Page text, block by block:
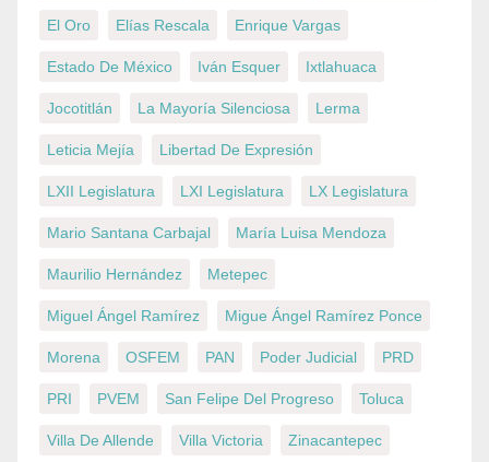
El Oro Elías Rescala Enrique Vargas
Estado De México Iván Esquer Ixtlahuaca
Jocotitlán La Mayoría Silenciosa Lerma
Leticia Mejía Libertad De Expresión
LXII Legislatura LXI Legislatura LX Legislatura
Mario Santana Carbajal María Luisa Mendoza
Maurilio Hernández Metepec
Miguel Ángel Ramírez Migue Ángel Ramírez Ponce
Morena OSFEM PAN Poder Judicial PRD
PRI PVEM San Felipe Del Progreso Toluca
Villa De Allende Villa Victoria Zinacantepec